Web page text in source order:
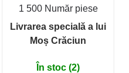
1 500 Număr piese
Livrarea specială a lui
Moș Crăciun
În stoc (2)